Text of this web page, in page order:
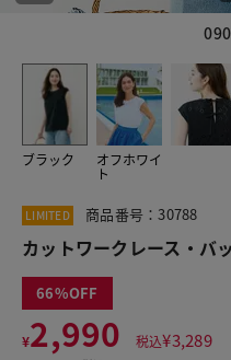
ブラック オフホワイ
ト
LIMITED 商品番号：30788
カットワークレース・バ
66
¥2,990 税込¥3,289
この商品をシェアする
¥2,990
税込